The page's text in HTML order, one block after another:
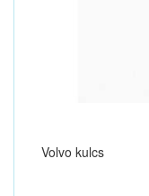
Volvo kulcs